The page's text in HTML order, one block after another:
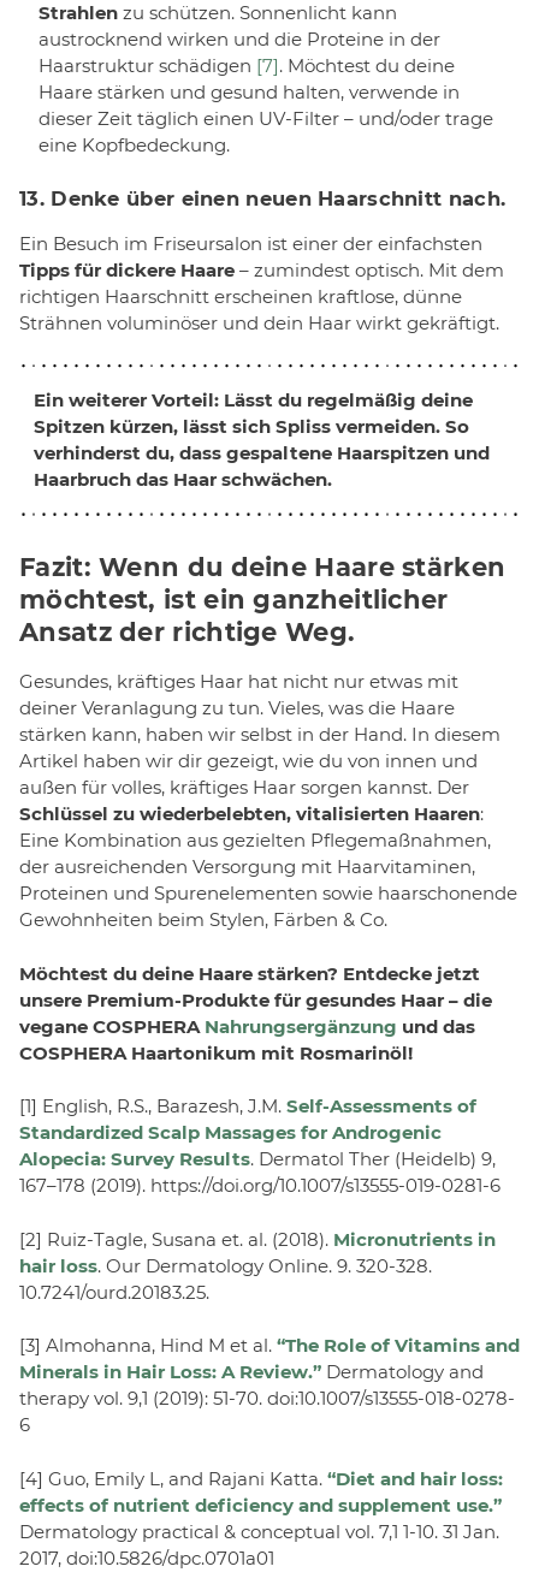
Strahlen zu schützen. Sonnenlicht kann
austrocknend wirken und die Proteine in der
Haarstruktur schädigen [7]. Möchtest du deine
Haare stärken und gesund halten, verwende in
dieser Zeit täglich einen UV-Filter – und/oder trage
eine Kopfbedeckung.
13. Denke über einen neuen Haarschnitt nach.
Ein Besuch im Friseursalon ist einer der einfachsten
Tipps für dickere Haare – zumindest optisch. Mit dem
richtigen Haarschnitt erscheinen kraftlose, dünne
Strähnen voluminöser und dein Haar wirkt gekräftigt.
Ein weiterer Vorteil: Lässt du regelmäßig deine
Spitzen kürzen, lässt sich Spliss vermeiden. So
verhinderst du, dass gespaltene Haarspitzen und
Haarbruch das Haar schwächen.
Fazit: Wenn du deine Haare stärken
möchtest, ist ein ganzheitlicher
Ansatz der richtige Weg.
Gesundes, kräftiges Haar hat nicht nur etwas mit
deiner Veranlagung zu tun. Vieles, was die Haare
stärken kann, haben wir selbst in der Hand. In diesem
Artikel haben wir dir gezeigt, wie du von innen und
außen für volles, kräftiges Haar sorgen kannst. Der
Schlüssel zu wiederbelebten, vitalisierten Haaren:
Eine Kombination aus gezielten Pflegemaßnahmen,
der ausreichenden Versorgung mit Haarvitaminen,
Proteinen und Spurenelementen sowie haarschonende
Gewohnheiten beim Stylen, Färben & Co.
Möchtest du deine Haare stärken? Entdecke jetzt
unsere Premium-Produkte für gesundes Haar – die
vegane COSPHERA Nahrungsergänzung und das
COSPHERA Haartonikum mit Rosmarinöl!
[1] English, R.S., Barazesh, J.M. Self-Assessments of
Standardized Scalp Massages for Androgenic
Alopecia: Survey Results. Dermatol Ther (Heidelb) 9,
167–178 (2019). https://doi.org/10.1007/s13555-019-0281-6
[2] Ruiz-Tagle, Susana et. al. (2018). Micronutrients in
hair loss. Our Dermatology Online. 9. 320-328.
10.7241/ourd.20183.25.
[3] Almohanna, Hind M et al. “The Role of Vitamins and
Minerals in Hair Loss: A Review.” Dermatology and
therapy vol. 9,1 (2019): 51-70. doi:10.1007/s13555-018-0278-
6
[4] Guo, Emily L, and Rajani Katta. “Diet and hair loss:
effects of nutrient deficiency and supplement use.”
Dermatology practical & conceptual vol. 7,1 1-10. 31 Jan.
2017, doi:10.5826/dpc.0701a01